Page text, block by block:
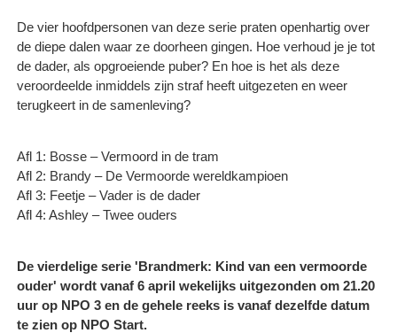
De vier hoofdpersonen van deze serie praten openhartig over
de diepe dalen waar ze doorheen gingen. Hoe verhoud je je tot
de dader, als opgroeiende puber? En hoe is het als deze
veroordeelde inmiddels zijn straf heeft uitgezeten en weer
terugkeert in de samenleving?
Afl 1: Bosse – Vermoord in de tram
Afl 2: Brandy – De Vermoorde wereldkampioen
Afl 3: Feetje – Vader is de dader
Afl 4: Ashley – Twee ouders
De vierdelige serie 'Brandmerk: Kind van een vermoorde
ouder' wordt vanaf 6 april wekelijks uitgezonden om 21.20
uur op NPO 3 en de gehele reeks is vanaf dezelfde datum
te zien op NPO Start.